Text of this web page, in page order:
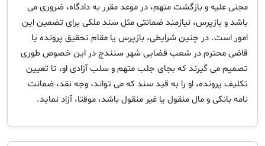
مجنی علیه و بازگشت متهم، در موعد مقرر به دادگاه، ضروری می
باشد و بازپرس، نیازمند ضمانتی مثل سند ملکی برای تضمین این
امور است. در چنین شرایطی، بازپرس یا مقام تحقیق پرونده یا
قاضی محترم در شعب قضایی شهر سنندج در این خصوص طوری
تصمیم می گیرند که بجای جلب متهم و سلب آزادی او، تا تعیین
تکلیف پرونده، او را به قید سند که می تواند، وجه نقد، ضمانت‏
نامه بانکی و مال منقول یا غیر منقول باشد، موقتا، آزاد نماید.